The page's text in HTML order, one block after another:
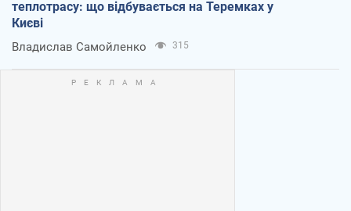
теплотрасу: що відбувається на Теремках у
Києві
Владислав Самойленко 315